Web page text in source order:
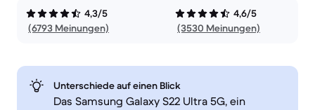
4,3/5
(6793 Meinungen)
4,6/5
(3530 Meinungen)
Unterschiede auf einen Blick
Das Samsung Galaxy S22 Ultra 5G, ein